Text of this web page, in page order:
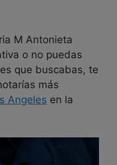
M Antonieta
o no puedas
que buscabas, te
más
Angeles en la